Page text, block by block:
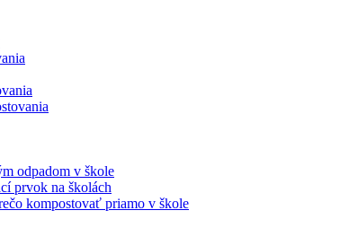
odpadom v škole
prvok na školách
kompostovať priamo v škole